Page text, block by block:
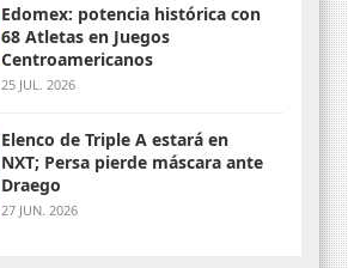
Edomex: potencia histórica con
68 Atletas en Juegos
Centroamericanos
25 JUL. 2026
Elenco de Triple A estará en
NXT; Persa pierde máscara ante
Draego
27 JUN. 2026